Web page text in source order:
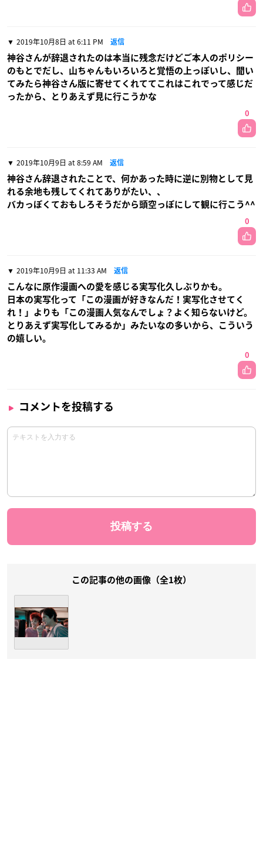
2019年10月8日 at 6:11 PM 返信
神谷さんが辞退されたのは本当に残念だけどご本人のポリシー
のもとでだし、山ちゃんもいろいろと覚悟の上っぽいし、聞い
てみたら神谷さん版に寄せてくれててこれはこれでって感じだ
ったから、とりあえず見に行こうかな
0
2019年10月9日 at 8:59 AM 返信
神谷さん辞退されたことで、何かあった時に逆に別物として見
れる余地も残してくれてありがたい、、
バカっぽくておもしろそうだから頭空っぽにして観に行こう^^
0
2019年10月9日 at 11:33 AM 返信
こんなに原作漫画への愛を感じる実写化久しぶりかも。
日本の実写化って「この漫画が好きなんだ！実写化させてく
れ！」よりも「この漫画人気なんでしょ？よく知らないけど。
とりあえず実写化してみるか」みたいなの多いから、こういう
の嬉しい。
0
コメントを投稿する
この記事の他の画像（全1枚）